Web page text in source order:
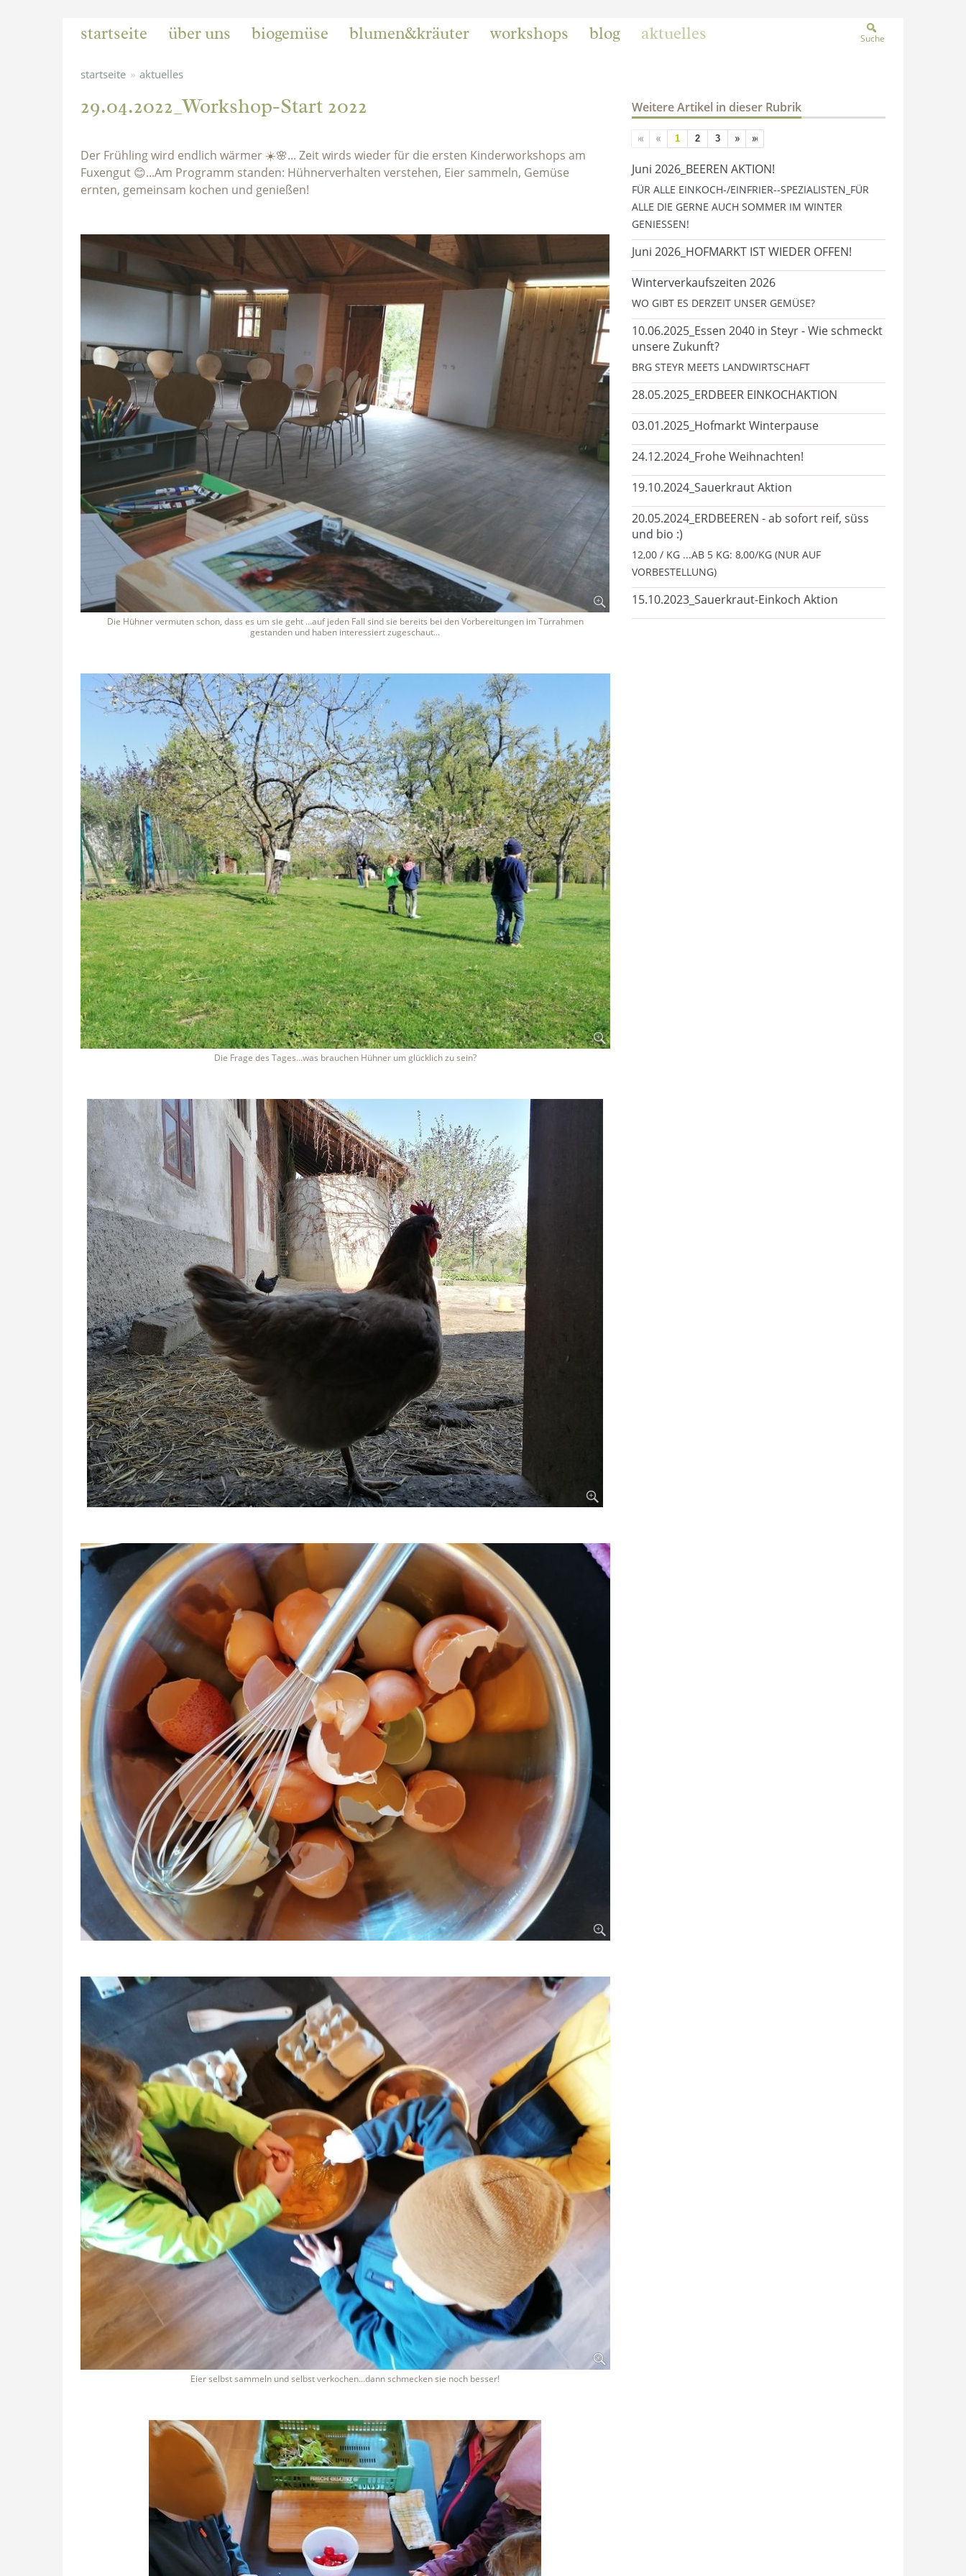
startseite über uns biogemüse blumen&kräuter workshops blog aktuelles Suche
startseite » aktuelles
29.04.2022_Workshop-Start 2022
Der Frühling wird endlich wärmer ☀️🌸... Zeit wirds wieder für die ersten Kinderworkshops am
Fuxengut 😊...Am Programm standen: Hühnerverhalten verstehen, Eier sammeln, Gemüse
ernten, gemeinsam kochen und genießen!
Die Hühner vermuten schon, dass es um sie geht ...auf jeden Fall sind sie bereits bei den Vorbereitungen im Türrahmen
gestanden und haben interessiert zugeschaut...
Die Frage des Tages...was brauchen Hühner um glücklich zu sein?
Eier selbst sammeln und selbst verkochen...dann schmecken sie noch besser!
Weitere Artikel in dieser Rubrik
1 2 3
Juni 2026_BEEREN AKTION!
FÜR ALLE EINKOCH-/EINFRIER--SPEZIALISTEN_FÜR
ALLE DIE GERNE AUCH SOMMER IM WINTER
GENIESSEN!
Juni 2026_HOFMARKT IST WIEDER OFFEN!
Winterverkaufszeiten 2026
WO GIBT ES DERZEIT UNSER GEMÜSE?
10.06.2025_Essen 2040 in Steyr - Wie schmeckt
unsere Zukunft?
BRG STEYR MEETS LANDWIRTSCHAFT
28.05.2025_ERDBEER EINKOCHAKTION
03.01.2025_Hofmarkt Winterpause
24.12.2024_Frohe Weihnachten!
19.10.2024_Sauerkraut Aktion
20.05.2024_ERDBEEREN - ab sofort reif, süss
und bio :)
12,00 / KG ...AB 5 KG: 8,00/KG (NUR AUF
VORBESTELLUNG)
15.10.2023_Sauerkraut-Einkoch Aktion